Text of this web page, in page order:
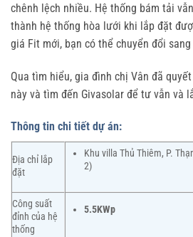
chênh lệch nhiều. Hệ thống bám tải
thành hệ thống hòa lưới khi lắp đặt
giá Fit mới, bạn có thể chuyển đổi
Qua tìm hiểu, gia đình chị Vân đã
này và tìm đến Givasolar để tư vẫn và
Thông tin chi tiết dự án:
Địa chỉ lắp
đặt
Khu villa Thủ Thiêm, P.
2)
Công suất
đỉnh của hệ
thống
5.5KWp